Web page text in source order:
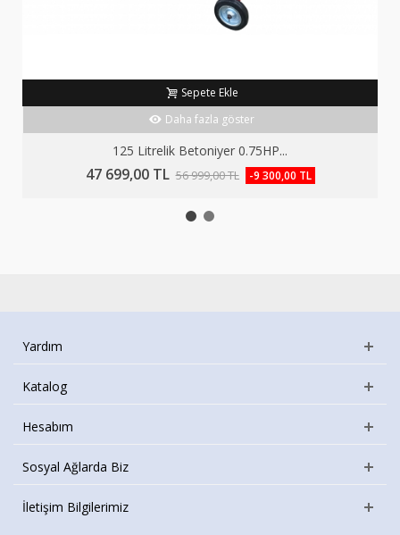
Sepete Ekle
Daha fazla göster
125 Litrelik Betoniyer 0.75HP...
47 699,00 TL 56 999,00 TL -9 300,00 TL
Yardım
Katalog
Hesabım
Sosyal Ağlarda Biz
İletişim Bilgilerimiz